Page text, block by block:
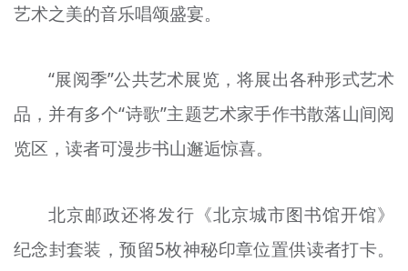
艺术之美的音乐唱颂盛宴。
“展阅季”公共艺术展览，将展出各种形式艺术
品，并有多个“诗歌”主题艺术家手作书散落山间阅
览区，读者可漫步书山邂逅惊喜。
北京邮政还将发行《北京城市图书馆开馆》
纪念封套装，预留5枚神秘印章位置供读者打卡。